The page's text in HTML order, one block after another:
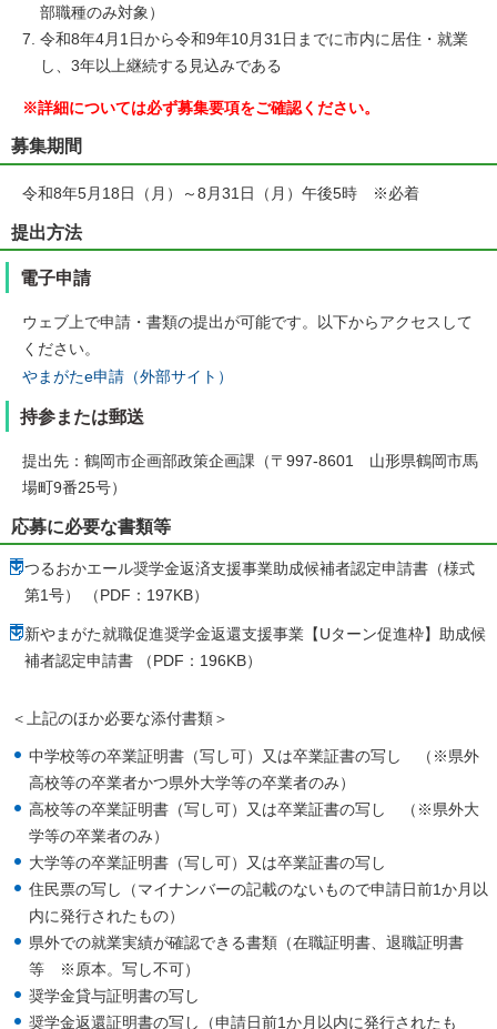
部職種のみ対象）
令和8年4月1日から令和9年10月31日までに市内に居住・就業
し、3年以上継続する見込みである
※詳細については必ず募集要項をご確認ください。
募集期間
令和8年5月18日（月）～8月31日（月）午後5時 ※必着
提出方法
電子申請
ウェブ上で申請・書類の提出が可能です。以下からアクセスして
ください。
やまがたe申請（外部サイト）
持参または郵送
提出先：鶴岡市企画部政策企画課（〒997-8601 山形県鶴岡市馬
場町9番25号）
応募に必要な書類等
つるおかエール奨学金返済支援事業助成候補者認定申請書（様式
第1号） （PDF：197KB）
新やまがた就職促進奨学金返還支援事業【Uターン促進枠】助成候
補者認定申請書 （PDF：196KB）
＜上記のほか必要な添付書類＞
中学校等の卒業証明書（写し可）又は卒業証書の写し （※県外
高校等の卒業者かつ県外大学等の卒業者のみ）
高校等の卒業証明書（写し可）又は卒業証書の写し （※県外大
学等の卒業者のみ）
大学等の卒業証明書（写し可）又は卒業証書の写し
住民票の写し（マイナンバーの記載のないもので申請日前1か月以
内に発行されたもの）
県外での就業実績が確認できる書類（在職証明書、退職証明書
等 ※原本。写し不可）
奨学金貸与証明書の写し
奨学金返還証明書の写し（申請日前1か月以内に発行されたも